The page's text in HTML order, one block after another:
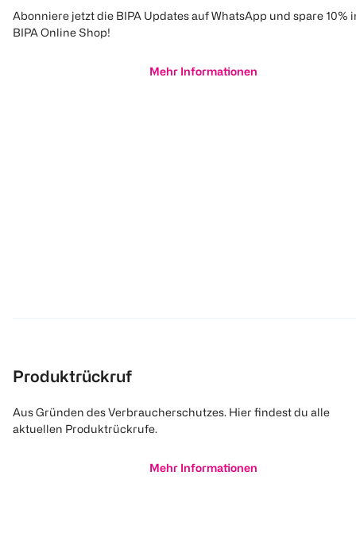
Abonniere jetzt die BIPA Updates auf WhatsApp und spare 10%
BIPA Online Shop!
Mehr Informationen
Produktrückruf
Aus Gründen des Verbraucherschutzes. Hier findest du alle
aktuellen Produktrückrufe.
Mehr Informationen